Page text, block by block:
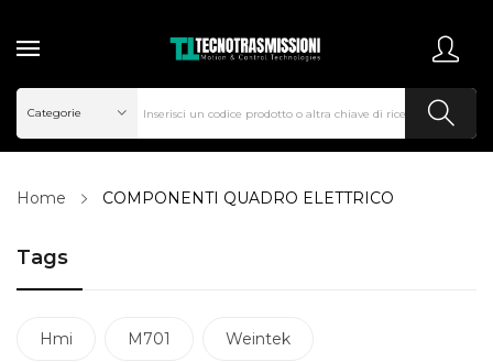
Home COMPONENTI QUADRO ELETTRICO
Tags
Hmi M701 Weintek